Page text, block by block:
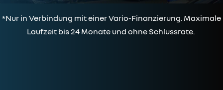
*Nur in Verbindung mit einer Vario-Finanzierung. Maximale
Laufzeit bis 24 Monate und ohne Schlussrate.